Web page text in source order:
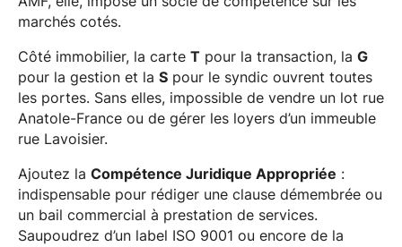
marchés cotés.
Côté immobilier, la carte Tpour la transaction, la G
pour la gestion et la Spour le syndic ouvrent toutes
les portes. Sans elles, impossible de vendre un lot rue
Anatole-France ou de gérer les loyers d’un immeuble
rue Lavoisier.
Ajoutez la Compétence Juridique Appropriée :
indispensable pour rédiger une clause démembrée ou
un bail commercial à prestation de services.
Saupoudrez d’un label ISO 9001 ou encore de la